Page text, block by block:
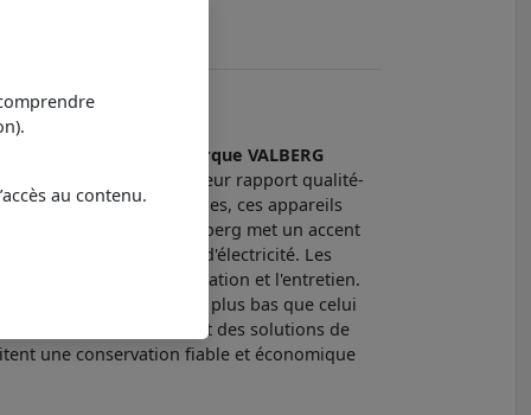
6 références, la
marque VALBERG
performance fiable et leur rapport qualité-
des foyers modernes, ces appareils
optimale. Valberg met un accent
à réduire les factures d'électricité. Les
facilitent l'utilisation et l'entretien.
prix soit généralement plus bas que celui
ceux qui recherchent des solutions de
une conservation fiable et économique
au contenu.